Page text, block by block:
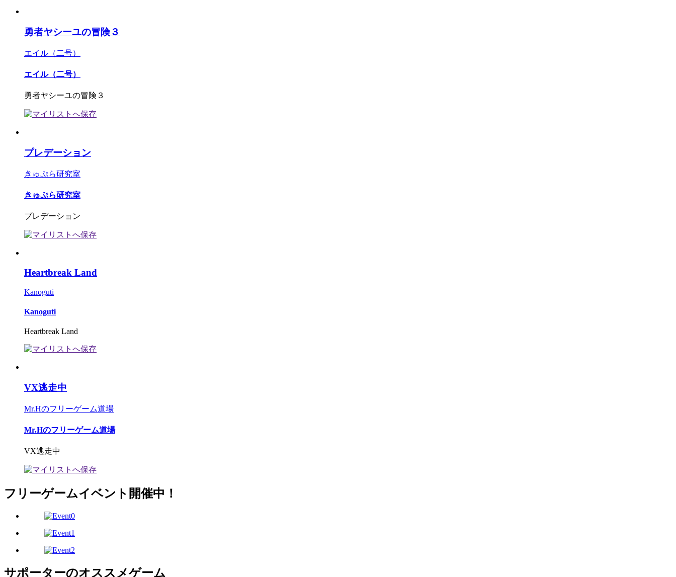
勇者ヤシーユの冒険３
エイル（二号）
エイル（二号）
勇者ヤシーユの冒険３
プレデーション
きゅぷら研究室
きゅぷら研究室
プレデーション
Heartbreak Land
Kanoguti
Kanoguti
Heartbreak Land
VX逃走中
Mr.Hのフリーゲーム道場
Mr.Hのフリーゲーム道場
VX逃走中
フリーゲームイベント開催中！
サポーターのオススメゲーム